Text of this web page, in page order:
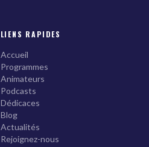
LIENS RAPIDES
Accueil
Programmes
Animateurs
Podcasts
Dédicaces
Blog
Actualités
Rejoignez-nous